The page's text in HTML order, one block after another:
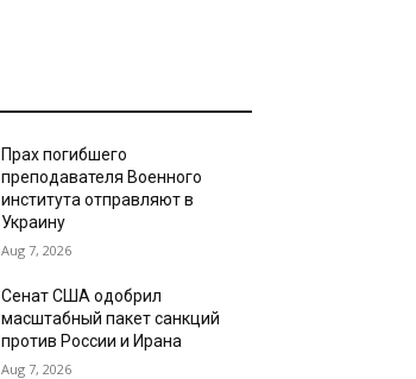
Прах погибшего
преподавателя Военного
института отправляют в
Украину
Aug 7, 2026
Сенат США одобрил
масштабный пакет санкций
против России и Ирана
Aug 7, 2026